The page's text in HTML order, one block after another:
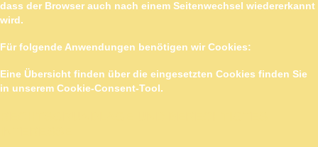
dass der Browser auch nach einem Seitenwechsel wiedererkannt
wird.
Für folgende Anwendungen benötigen wir Cookies:
Eine Übersicht finden über die eingesetzten Cookies finden Sie
in unserem Cookie-Consent-Tool.